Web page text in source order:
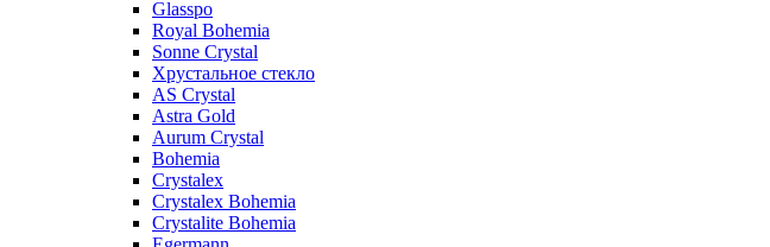
Glasspo
Royal Bohemia
Sonne Crystal
Хрустальное стекло
AS Crystal
Astra Gold
Aurum Crystal
Bohemia
Crystalex
Crystalex Bohemia
Crystalite Bohemia